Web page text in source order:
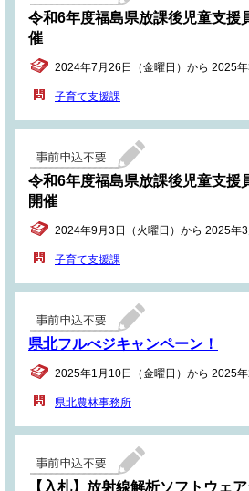
令和6年度福島県放課後児童支援
催
2024年7月26日（金曜日）から 2025年
子育て支援課
令和6年度福島県放課後児童支援
開催
2024年9月3日（火曜日）から 2025年3
子育て支援課
県北フルべジキャンペーン！
2025年1月10日（金曜日）から 2025年
県北農林事務所
【入札】放射線解析ソフトウェ